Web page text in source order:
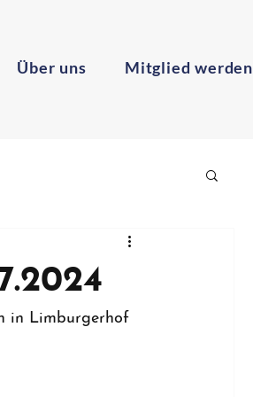
Über uns Mitglied werden
in Limburgerhof